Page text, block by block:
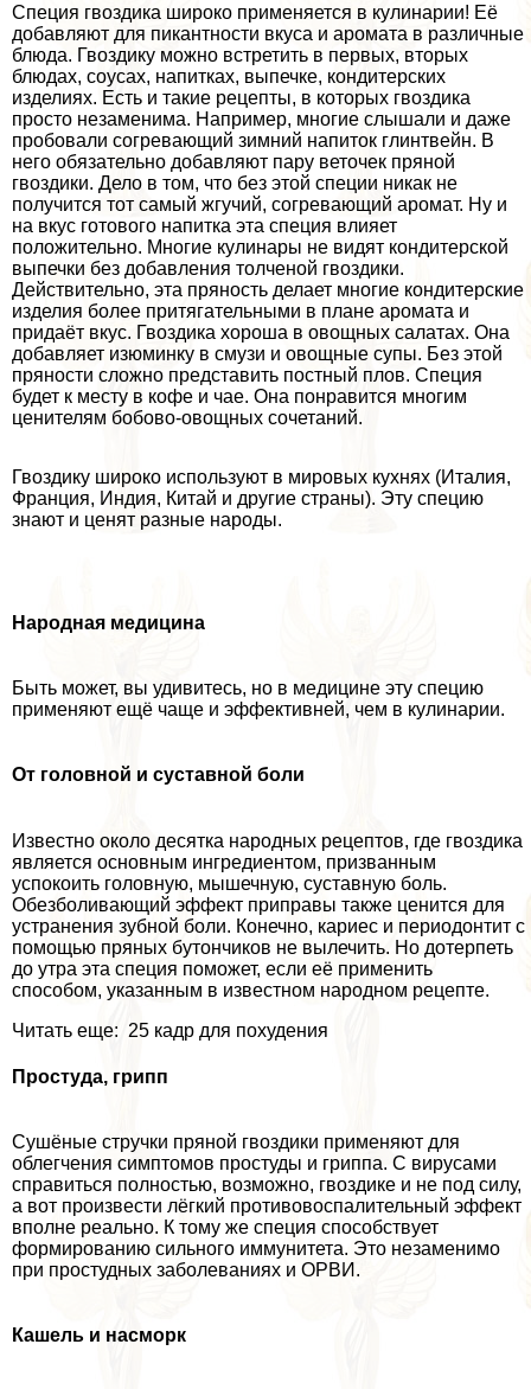
Специя гвоздика широко применяется в кулинарии! Её
добавляют для пикантности вкуса и аромата в различные
блюда. Гвоздику можно встретить в первых, вторых
блюдах, соусах, напитках, выпечке, кондитерских
изделиях. Есть и такие рецепты, в которых гвоздика
просто незаменима. Например, многие слышали и даже
пробовали согревающий зимний напиток глинтвейн. В
него обязательно добавляют пару веточек пряной
гвоздики. Дело в том, что без этой специи никак не
получится тот самый жгучий, согревающий аромат. Ну и
на вкус готового напитка эта специя влияет
положительно. Многие кулинары не видят кондитерской
выпечки без добавления толченой гвоздики.
Действительно, эта пряность делает многие кондитерские
изделия более притягательными в плане аромата и
придаёт вкус. Гвоздика хороша в овощных салатах. Она
добавляет изюминку в смузи и овощные супы. Без этой
пряности сложно представить постный плов. Специя
будет к месту в кофе и чае. Она понравится многим
ценителям бобово-овощных сочетаний.
Гвоздику широко используют в мировых кухнях (Италия,
Франция, Индия, Китай и другие страны). Эту специю
знают и ценят разные народы.
Народная медицина
Быть может, вы удивитесь, но в медицине эту специю
применяют ещё чаще и эффективней, чем в кулинарии.
От головной и суставной боли
Известно около десятка народных рецептов, где гвоздика
является основным ингредиентом, призванным
успокоить головную, мышечную, суставную боль.
Обезболивающий эффект приправы также ценится для
устранения зубной боли. Конечно, кариес и периодонтит с
помощью пряных бутончиков не вылечить. Но дотерпеть
до утра эта специя поможет, если её применить
способом, указанным в известном народном рецепте.
Читать еще: 25 кадр для похудения
Простуда, грипп
Сушёные стручки пряной гвоздики применяют для
облегчения симптомов простуды и гриппа. С вирусами
справиться полностью, возможно, гвоздике и не под силу,
а вот произвести лёгкий противовоспалительный эффект
вполне реально. К тому же специя способствует
формированию сильного иммунитета. Это незаменимо
при простудных заболеваниях и ОРВИ.
Кашель и насморк